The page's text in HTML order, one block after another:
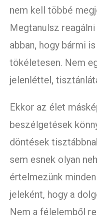
nem kell többé
Megtanulsz
abban, hogy bármi
tökéletesen. Nem
jelenléttel,
Ekkor az élet
beszélgetések
döntések
sem esnek olyan
értelmezünk
jeleként, hogy a
Nem a félelemből